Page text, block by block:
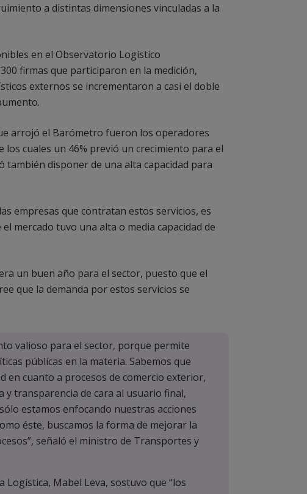
a distintas dimensiones vinculadas a la
en el Observatorio Logístico
firmas que participaron en la medición,
externos se incrementaron a casi el doble
arrojó el Barómetro fueron los operadores
cuales un 46% previó un crecimiento para el
también disponer de una alta capacidad para
empresas que contratan estos servicios, es
mercado tuvo una alta o media capacidad de
un buen año para el sector, puesto que el
que la demanda por estos servicios se
valioso para el sector, porque permite
públicas en la materia. Sabemos que
en cuanto a procesos de comercio exterior,
y transparencia de cara al usuario final,
estamos enfocando nuestras acciones
éste, buscamos la forma de mejorar la
señaló el ministro de Transportes y
Logística, Mabel Leva, sostuvo que “los